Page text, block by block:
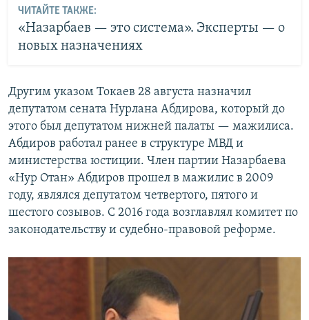
ЧИТАЙТЕ ТАКЖЕ:
«Назарбаев — это система». Эксперты — о
новых назначениях
Другим указом Токаев 28 августа назначил
депутатом сената Нурлана Абдирова, который до
этого был депутатом нижней палаты — мажилиса.
Абдиров работал ранее в структуре МВД и
министерства юстиции. Член партии Назарбаева
«Нур Отан» Абдиров прошел в мажилис в 2009
году, являлся депутатом четвертого, пятого и
шестого созывов. С 2016 года возглавлял комитет по
законодательству и судебно-правовой реформе.